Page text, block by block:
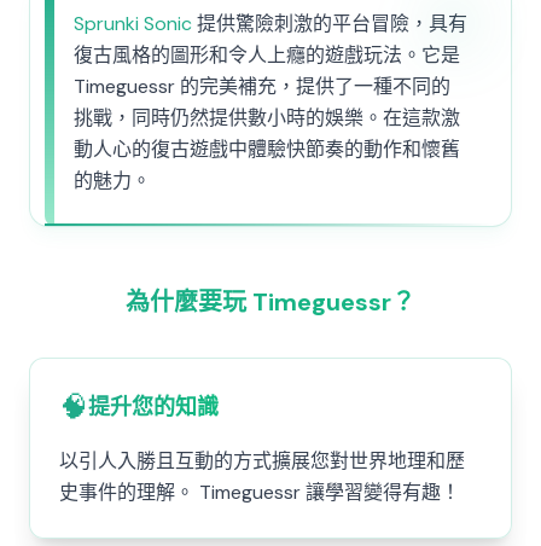
Sprunki Sonic提供驚險刺激的平台冒險，具有
復古風格的圖形和令人上癮的遊戲玩法。它是
Timeguessr 的完美補充，提供了一種不同的
挑戰，同時仍然提供數小時的娛樂。在這款激
動人心的復古遊戲中體驗快節奏的動作和懷舊
的魅力。
為什麼要玩 Timeguessr？
🧠提升您的知識
以引人入勝且互動的方式擴展您對世界地理和歷
史事件的理解。 Timeguessr 讓學習變得有趣！